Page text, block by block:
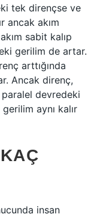
tek dirençse ve
ancak akım
sabit kalıp
gerilim de artar.
arttığında
Ancak direnç,
devredeki
aynı kalır
insan